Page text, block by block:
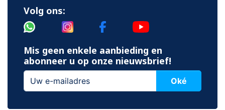
Volg ons:
Mis geen enkele aanbieding en
abonneer u op onze nieuwsbrief!
Oké